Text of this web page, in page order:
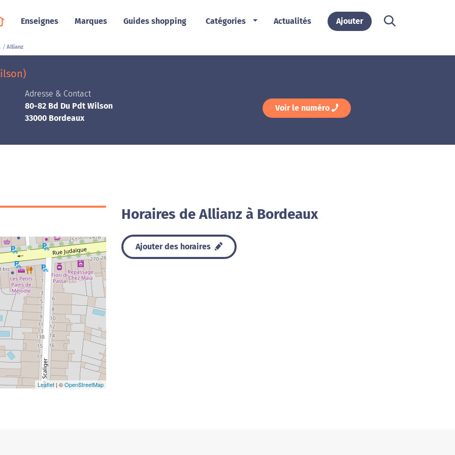
Enseignes Marques Guides shopping Catégories Actualités Ajouter
Allianz
Adresse & Contact
80-82 Bd Du Pdt Wilson
33000 Bordeaux
Voir le numéro
Leaflet | ©OpenStreetMap
Horaires de Allianz à Bordeaux
Ajouter des horaires